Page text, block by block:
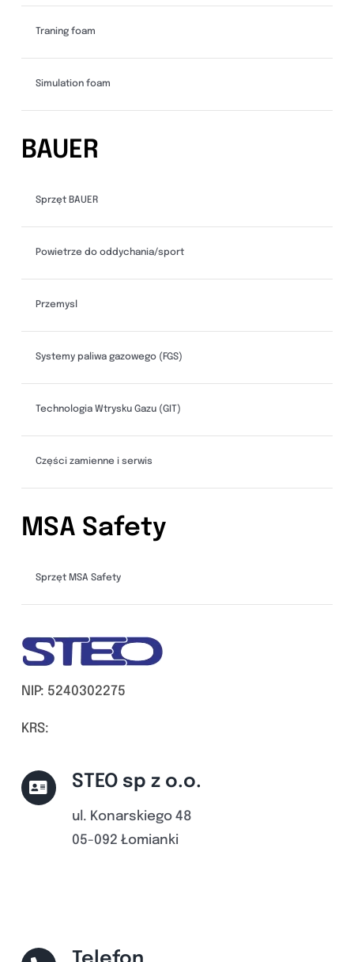
Traning foam
Simulation foam
BAUER
Sprzęt BAUER
Powietrze do oddychania/sport
Przemysl
Systemy paliwa gazowego (FGS)
Technologia Wtrysku Gazu (GIT)
Części zamienne i serwis
MSA Safety
Sprzęt MSA Safety
NIP: 5240302275
KRS:
STEO sp z o.o.
ul. Konarskiego 48
05-092 Łomianki